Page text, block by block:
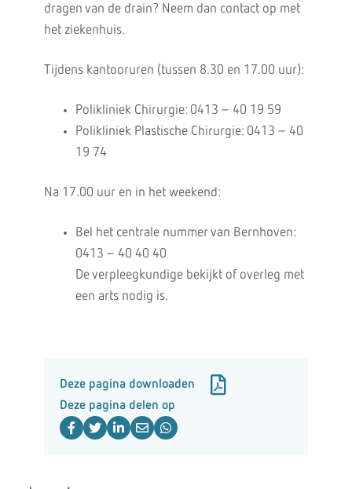
dragen van de drain? Neem dan contact op met
het ziekenhuis.
Tijdens kantooruren (tussen 8.30 en 17.00 uur):
Polikliniek Chirurgie: 0413 – 40 19 59
Polikliniek Plastische Chirurgie: 0413 – 40
19 74
Na 17.00 uur en in het weekend:
Bel het centrale nummer van Bernhoven:
0413 – 40 40 40
De verpleegkundige bekijkt of overleg met
een arts nodig is.
Deze pagina downloaden
Deze pagina delen op